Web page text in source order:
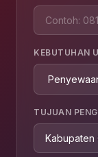
KEBUTUHAN
TUJUAN